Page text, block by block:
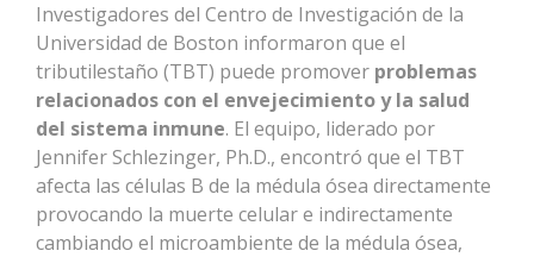
Investigadores del Centro de Investigación de la
Universidad de Boston informaron que el
tributilestaño (TBT) puede promover problemas
relacionados con el envejecimiento y la salud
del sistema inmune. El equipo, liderado por
Jennifer Schlezinger, Ph.D., encontró que el TBT
afecta las células B de la médula ósea directamente
provocando la muerte celular e indirectamente
cambiando el microambiente de la médula ósea,